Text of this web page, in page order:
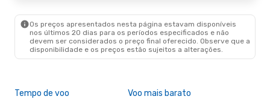
Os preços apresentados nesta página estavam disponíveis
nos últimos 20 dias para os períodos especificados e não
devem ser considerados o preço final oferecido. Observe que a
disponibilidade e os preços estão sujeitos a alterações.
Tempo de voo Voo mais barato